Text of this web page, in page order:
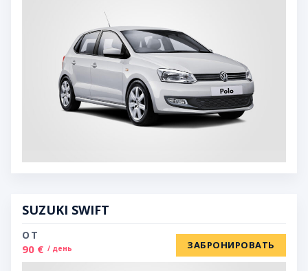
SUZUKI SWIFT
ОТ
90 € / день ЗАБРОНИРОВАТЬ